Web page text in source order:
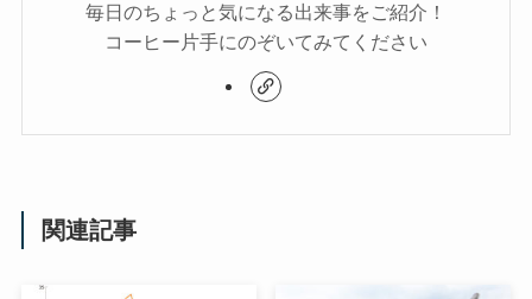
毎日のちょっと気になる出来事をご紹介！
コーヒー片手にのぞいてみてください
関連記事